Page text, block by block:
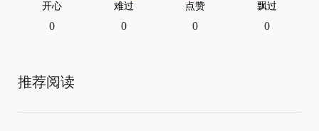
开心
0
难过
0
点赞
0
飘过
0
推荐阅读